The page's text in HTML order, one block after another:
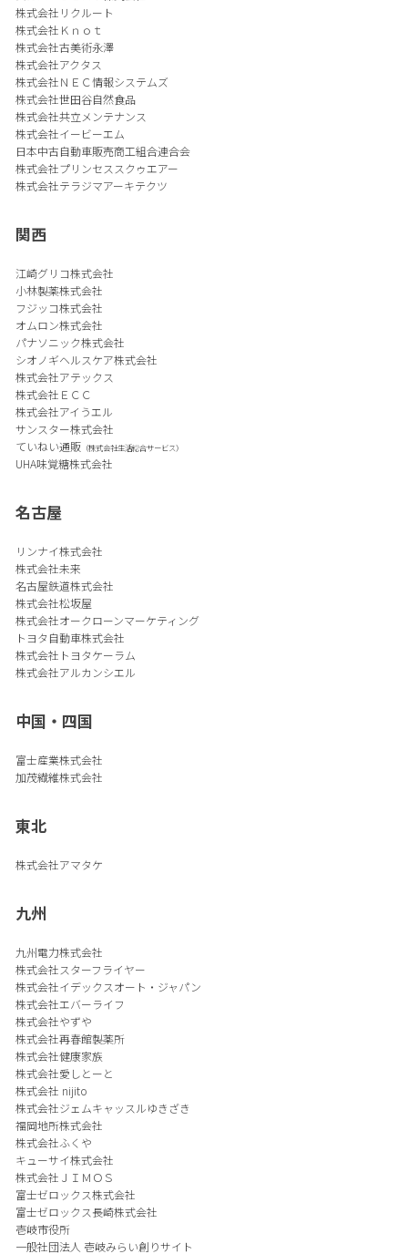
株式会社リクルート
株式会社Ｋｎｏｔ
株式会社古美術永澤
株式会社アクタス
株式会社ＮＥＣ情報システムズ
株式会社世田谷自然食品
株式会社共立メンテナンス
株式会社イービーエム
日本中古自動車販売商工組合連合会
株式会社プリンセススクゥエアー
株式会社テラジマアーキテクツ
関西
江崎グリコ株式会社
小林製薬株式会社
フジッコ株式会社
オムロン株式会社
パナソニック株式会社
シオノギヘルスケア株式会社
株式会社アテックス
株式会社ＥＣＣ
株式会社アイうエル
サンスター株式会社
ていねい通販 （株式会社生活総合サービス）
UHA味覚糖株式会社
名古屋
リンナイ株式会社
株式会社未来
名古屋鉄道株式会社
株式会社松坂屋
株式会社オークローンマーケティング
トヨタ自動車株式会社
株式会社トヨタケーラム
株式会社アルカンシエル
中国・四国
富士産業株式会社
加茂繊維株式会社
東北
株式会社アマタケ
九州
九州電力株式会社
株式会社スターフライヤー
株式会社イデックスオート・ジャパン
株式会社エバーライフ
株式会社やずや
株式会社再春館製薬所
株式会社健康家族
株式会社愛しとーと
株式会社 nijito
株式会社ジェムキャッスルゆきざき
福岡地所株式会社
株式会社ふくや
キューサイ株式会社
株式会社ＪＩＭＯＳ
富士ゼロックス株式会社
富士ゼロックス長崎株式会社
壱岐市役所
一般社団法人 壱岐みらい創りサイト